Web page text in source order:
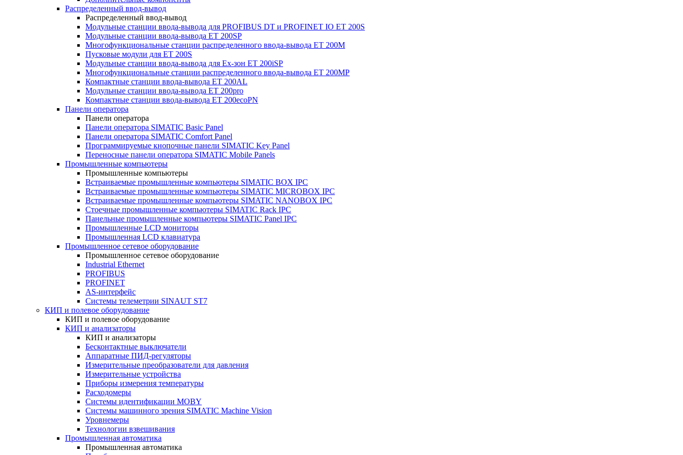
Распределенный ввод-вывод
Распределенный ввод-вывод
Модульные станции ввода-вывода для PROFIBUS DT и PROFINET IO ET 200S
Модульные станции ввода-вывода ET 200SP
Многофункциональные станции распределенного ввода-вывода ET 200M
Пусковые модули для ET 200S
Модульные станции ввода-вывода для Ex-зон ET 200iSP
Многофункциональные станции распределенного ввода-вывода ET 200MP
Компактные станции ввода-вывода ET 200AL
Модульные станции ввода-вывода ET 200pro
Компактные станции ввода-вывода ET 200ecoPN
Панели оператора
Панели оператора
Панели оператора SIMATIC Basic Panel
Панели оператора SIMATIC Comfort Panel
Программируемые кнопочные панели SIMATIC Key Panel
Переносные панели оператора SIMATIC Mobile Panels
Промышленные компьютеры
Промышленные компьютеры
Встраиваемые промышленные компьютеры SIMATIC BOX IPC
Встраиваемые промышленные компьютеры SIMATIC MICROBOX IPC
Встраиваемые промышленные компьютеры SIMATIC NANOBOX IPC
Стоечные промышленные компьютеры SIMATIC Rack IPC
Панельные промышленные компьютеры SIMATIC Panel IPC
Промышленные LCD мониторы
Промышленная LCD клавиатура
Промышленное сетевое оборудование
Промышленное сетевое оборудование
Industrial Ethernet
PROFIBUS
PROFINET
AS-интерфейс
Системы телеметрии SINAUT ST7
КИП и полевое оборудование
КИП и полевое оборудование
КИП и анализаторы
КИП и анализаторы
Бесконтактные выключатели
Аппаратные ПИД-регуляторы
Измерительные преобразователи для давления
Измерительные устройства
Приборы измерения температуры
Расходомеры
Системы идентификации MOBY
Системы машинного зрения SIMATIC Machine Vision
Уровнемеры
Технологии взвешивания
Промышленная автоматика
Промышленная автоматика